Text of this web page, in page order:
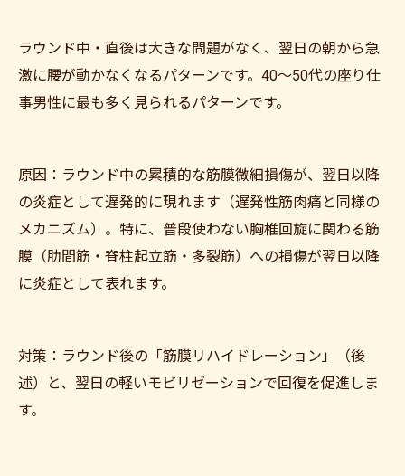
ラウンド中・直後は大きな問題がなく、翌日の朝から急
激に腰が動かなくなるパターンです。40〜50代の座り仕
事男性に最も多く見られるパターンです。
原因：ラウンド中の累積的な筋膜微細損傷が、翌日以降
の炎症として遅発的に現れます（遅発性筋肉痛と同様の
メカニズム）。特に、普段使わない胸椎回旋に関わる筋
膜（肋間筋・脊柱起立筋・多裂筋）への損傷が翌日以降
に炎症として表れます。
対策：ラウンド後の「筋膜リハイドレーション」（後
述）と、翌日の軽いモビリゼーションで回復を促進しま
す。